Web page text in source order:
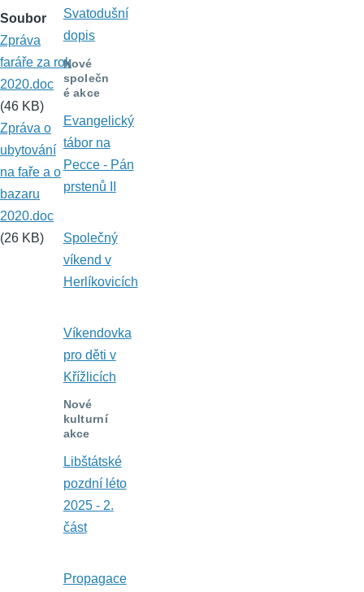
Soubor
Zpráva
faráře za rok
2020.doc
(46 KB)
Zpráva o
ubytování
na faře a o
bazaru
2020.doc
(26 KB)
Svatodušní
dopis
Nové
společn
é akce
Evangelický
tábor na
Pecce - Pán
prstenů II
Společný
víkend v
Herlíkovicích
Víkendovka
pro děti v
Křížlicích
Nové
kulturní
akce
Libštátské
pozdní léto
2025 - 2.
část
Propagace